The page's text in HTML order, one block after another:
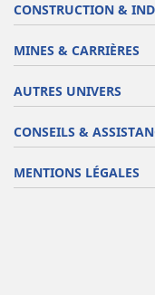
CONSTRUCTION &
MINES & CARRIÈRES
AUTRES UNIVERS
CONSEILS &
MENTIONS LÉGALES